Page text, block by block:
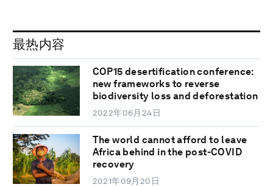
最热内容
COP15 desertification conference:
new frameworks to reverse
biodiversity loss and deforestation
2022年06月24日
The world cannot afford to leave
Africa behind in the post-COVID
recovery
2021年09月20日